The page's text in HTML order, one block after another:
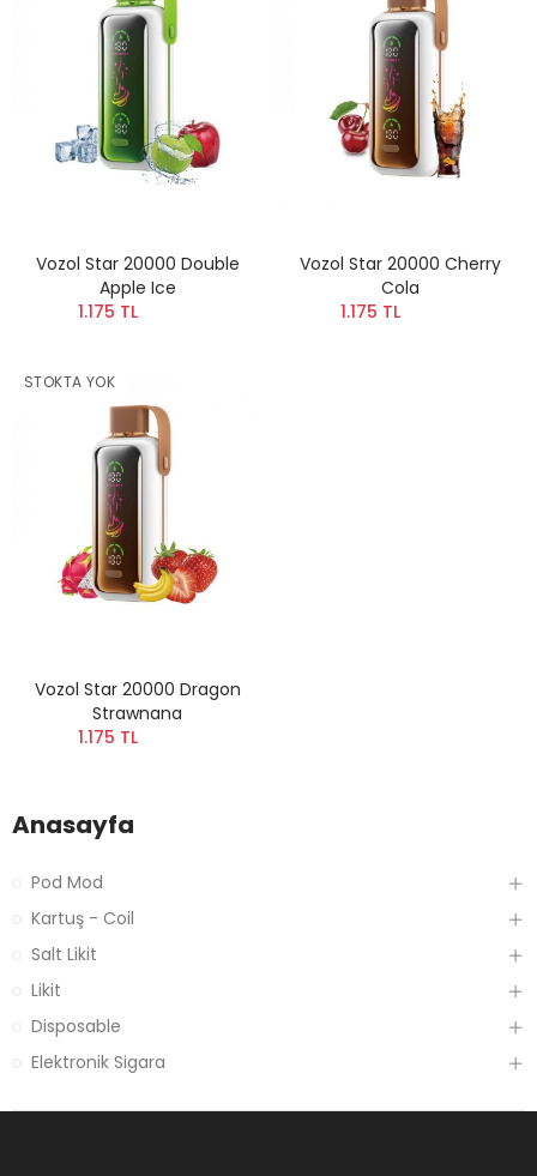
Vozol Star 20000 Double
Apple Ice
1.175 TL
Vozol Star 20000 Cherry
Cola
1.175 TL
STOKTA YOK
Vozol Star 20000 Dragon
Strawnana
1.175 TL
Anasayfa
Pod Mod
Kartuş - Coil
Salt Likit
Likit
Disposable
Elektronik Sigara